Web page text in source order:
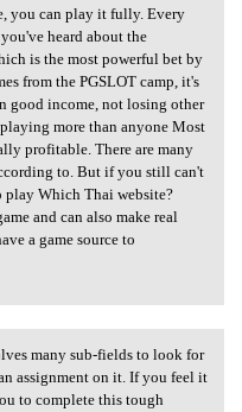
you can play it fully. Every
heard about the
is the most powerful bet by
from the PGSLOT camp, it's
good income, not losing other
more than anyone Most
profitable. There are many
to. But if you still can't
play Which Thai website?
and can also make real
a game source to
many
many sub-fields to look for
assignment on it. If you feel it
to complete this tough